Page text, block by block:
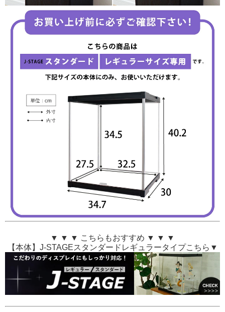
▼ ▼ ▼ こちらもおすすめ ▼ ▼ ▼
【本体】J-STAGEスタンダードレギュラータイプこちら▼